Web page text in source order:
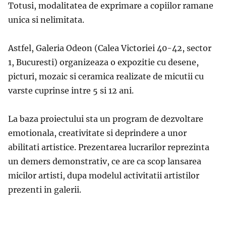
Totusi, modalitatea de exprimare a copiilor ramane
unica si nelimitata.
Astfel, Galeria Odeon (Calea Victoriei 40-42, sector
1, Bucuresti) organizeaza o expozitie cu desene,
picturi, mozaic si ceramica realizate de micutii cu
varste cuprinse intre 5 si 12 ani.
La baza proiectului sta un program de dezvoltare
emotionala, creativitate si deprindere a unor
abilitati artistice. Prezentarea lucrarilor reprezinta
un demers demonstrativ, ce are ca scop lansarea
micilor artisti, dupa modelul activitatii artistilor
prezenti in galerii.